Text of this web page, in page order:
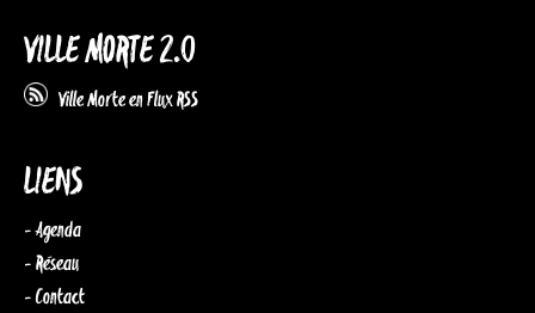
VILLE MORTE 2.0
Ville Morte en Flux RSS
LIENS
- Agenda
- Réseau
- Contact